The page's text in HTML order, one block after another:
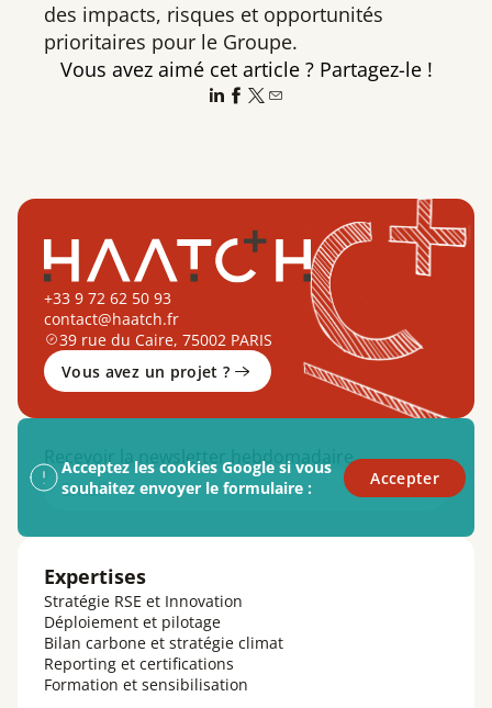
des impacts, risques et opportunités
prioritaires pour le Groupe.
Vous avez aimé cet article ? Partagez-le !
+33 9 72 62 50 93
contact@haatch.fr
39 rue du Caire, 75002 PARIS
Vous avez un projet ?
Recevoir la newsletter hebdomadaire
Email
Acceptez les cookies Google si vous
souhaitez envoyer le formulaire :
Accepter
Expertises
Stratégie RSE et Innovation
Déploiement et pilotage
Bilan carbone et stratégie climat
Reporting et certifications
Formation et sensibilisation